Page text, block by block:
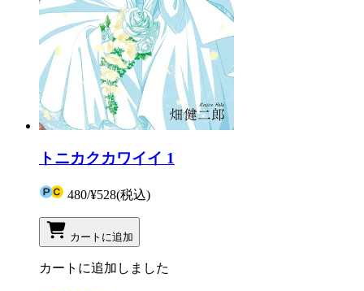
トニカクカワイイ 1
480/¥528(税込)
カートに追加
カートに追加しました